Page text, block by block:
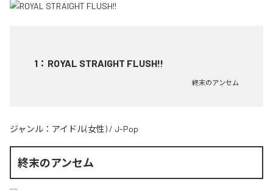
1 ： ROYAL STRAIGHT FLUSH!!
終末のアンセム
ジャンル： アイドル(女性) / J-Pop
終末のアンセム